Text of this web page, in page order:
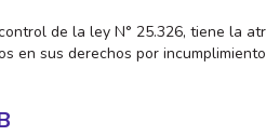
de la ley N° 25.326, tiene la
en sus derechos por